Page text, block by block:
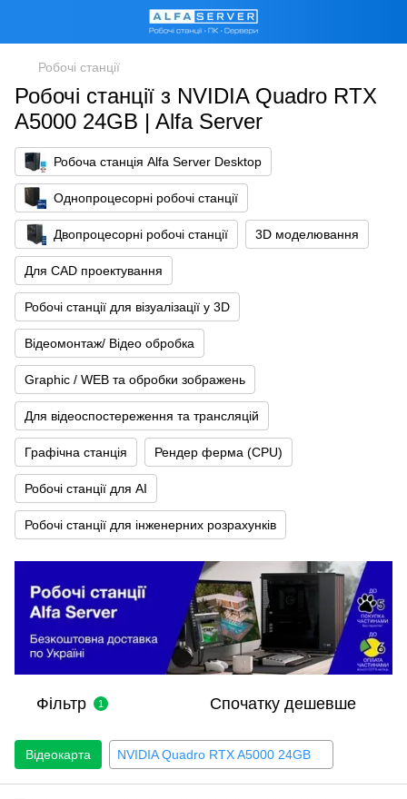
Робочі станції
Робочі станції з NVIDIA Quadro RTX
A5000 24GB | Alfa Server
Робоча станція Alfa Server Desktop
Однопроцесорні робочі станції
Двопроцесорні робочі станції 3D моделювання
Для CAD проектування
Робочі станції для візуалізації у 3D
Відеомонтаж/ Відео обробка
Graphic / WEB та обробки зображень
Для відеоспостереження та трансляцій
Графічна станція Рендер ферма (CPU)
Робочі станції для AI
Робочі станції для інженерних розрахунків
Фільтр 1 Спочатку дешевше
Відеокарта NVIDIA Quadro RTX A5000 24GB